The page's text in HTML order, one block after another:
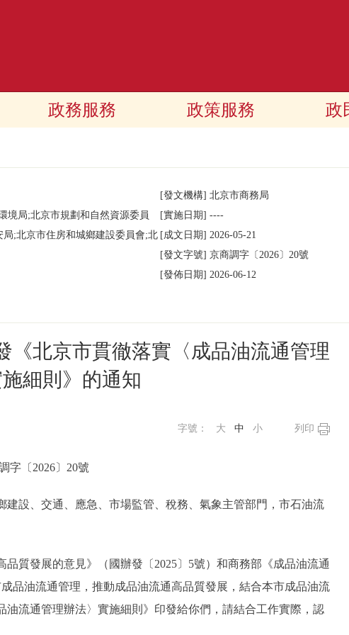
政務服務 政策服務 政
[發文機構] 北京市商務局
境局;北京市規劃和自然資源委員
;北京市住房和城鄉建設委員會;北
[實施日期] ----
[成文日期] 2026-05-21
[發文字號] 京商調字 〔2026〕 20號
[發佈日期] 2026-06-12
《北京市貫徹落實〈成品油流通管理
細則》的通知
列印
字號： 大 中 小
字〔2026〕20號
設、交通、應急、市場監管、稅務、氣象主管部門，市石油流
發展的意見》（國辦發〔2025〕5號）和商務部《成品油流通
品油流通管理，推動成品油流通高品質發展，結合本市成品油流
流通管理辦法〉實施細則》印發給你們，請結合工作實際，認